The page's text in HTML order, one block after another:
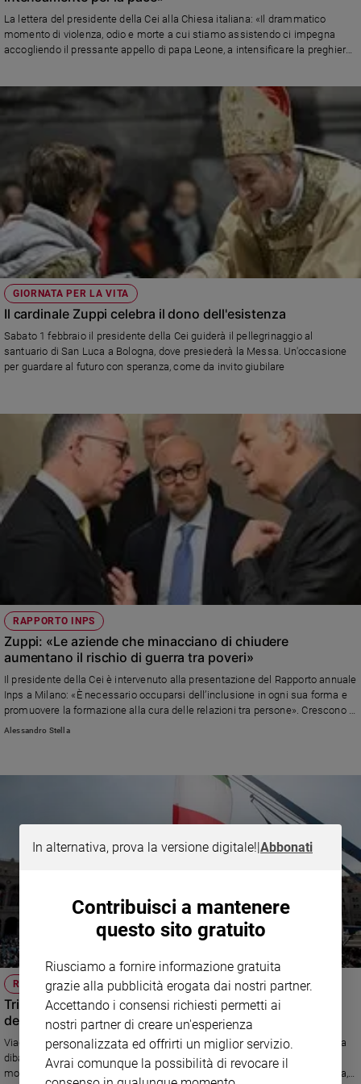
Sanremo
2026
Cinema,
streaming
Musica
Arte
Famiglia
ed
educazione
Genitori
e
figli
Nonni
Coppia
Scuola
Adolescenza
Bioetica
Video
Podcast
Privacy
Contatti
Redazione
Social
La lettera del presidente della Cei alla Chiesa italiana: «Il drammatico
momento di violenza, odio e morte a cui stiamo assistendo ci impegna
accogliendo il pressante appello di papa Leone, a intensificare la preghiera
GIORNATA PER LA VITA
Il cardinale Zuppi celebra il dono dell'esistenza
Sabato 1 febbraio il presidente della Cei guiderà il pellegrinaggio al
santuario di San Luca a Bologna, dove presiederà la Messa. Un'occasione
per guardare al futuro con speranza, come da invito giubilare
RAPPORTO INPS
Zuppi: «Le aziende che minacciano di chiudere
aumentano il rischio di guerra tra poveri»
Il presidente della Cei è intervenuto alla presentazione del Rapporto annuale
Inps a Milano: «È necessario occuparsi dell’inclusione in ogni sua forma e
promuovere la formazione alla cura delle relazioni tra persone». Crescono i
lavoratori iscritti all'Inps (+1,2 % rispetto al 2022) e gli occupati (+2,2%
Alessandro Stella
REPORTAGE
Trieste, la città ferita dalla storia che discute di
democrazia e abbraccia il Papa
Viaggio nella città che ospita la Settimana Sociale dei cattolici in Italia tra
dibattiti, spettacoli e i laboratori delle “buone pratiche”. Crocevia di tre
mondi (latino, tedesco e slavo), al confine tra Mediterraneo e Mitteleuropa,
In alternativa, prova la versione digitale!|Abbonati
Contribuisci a mantenere
questo sito gratuito
Riusciamo a fornire informazione gratuita
grazie alla pubblicità erogata dai nostri partner.
Accettando i consensi richiesti permetti ai
nostri partner di creare un'esperienza
personalizzata ed offrirti un miglior servizio.
Avrai comunque la possibilità di revocare il